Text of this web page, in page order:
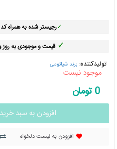
✓رجیستر شده به همراه
✓ قیمت و موجودی به
تولیدکننده: برند شیائومی
موجود نیست
0 تومان
افزودن به سبد خرید
افزودن به لیست دلخواه